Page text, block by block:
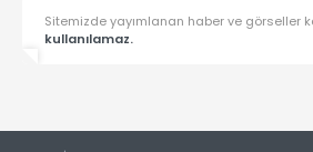
Sitemizde yayımlanan haber ve görseller
kullanılamaz.